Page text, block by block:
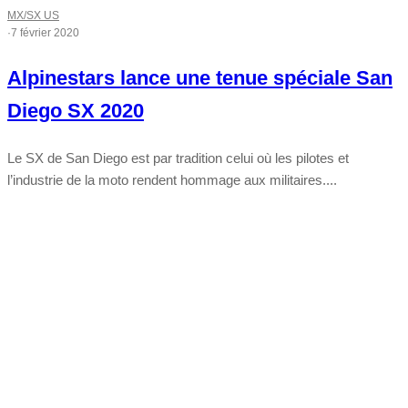
MX/SX US
·7 février 2020
Alpinestars lance une tenue spéciale San
Diego SX 2020
Le SX de San Diego est par tradition celui où les pilotes et
l’industrie de la moto rendent hommage aux militaires....